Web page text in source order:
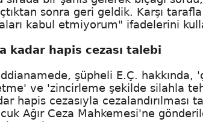
sonra geri geldik. Karşı
kabul etmiyorum" ifadelerini
kadar hapis cezası talebi
şüpheli E.Ç. hakkında,
ve 'zincirleme şekilde silahla
hapis cezasıyla
Ağır Ceza Mahkemesi'ne